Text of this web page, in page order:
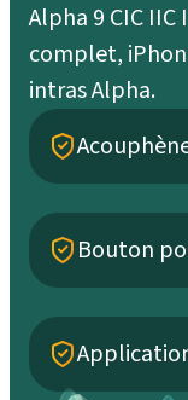
Alpha 9 CIC
complet,
intras Alpha.
Bouton